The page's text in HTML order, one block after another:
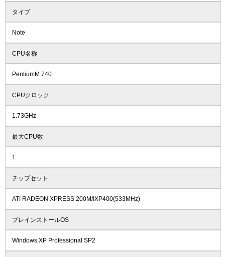
タイプ
Note
CPU名称
PentiumM 740
CPUクロック
1.73GHz
最大CPU数
1
チップセット
ATI RADEON XPRESS 200M/IXP400(533MHz)
プレインストールOS
Windows XP Professional SP2